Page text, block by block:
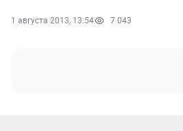
1 августа 2013, 13:54 7 043